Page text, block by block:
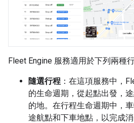
Fleet Engine 服務適用於下列兩種
隨選行程 ：在這項服務中，
的生命週期，從起點出發，
的地。在行程生命週期中，
途航點和下車地點，以完成